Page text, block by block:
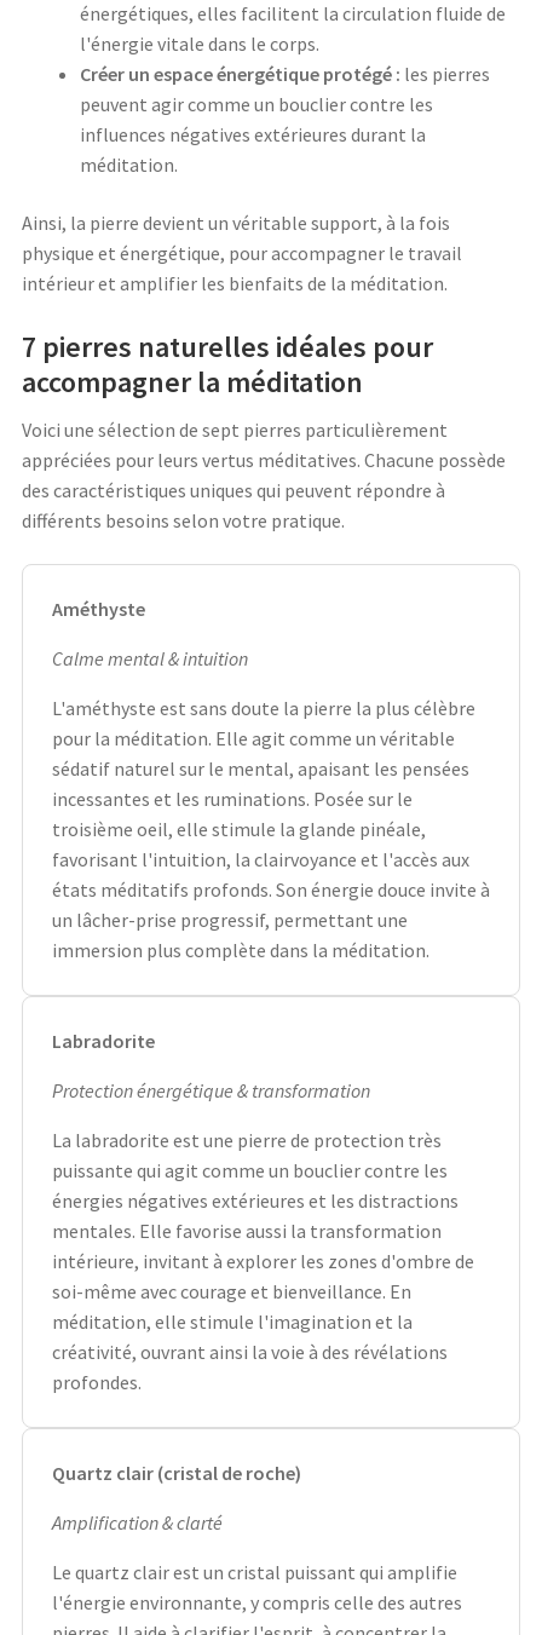
énergétiques, elles facilitent la circulation fluide de
l'énergie vitale dans le corps.
Créer un espace énergétique protégé : les pierres
peuvent agir comme un bouclier contre les
influences négatives extérieures durant la
méditation.
Ainsi, la pierre devient un véritable support, à la fois
physique et énergétique, pour accompagner le travail
intérieur et amplifier les bienfaits de la méditation.
7 pierres naturelles idéales pour
accompagner la méditation
Voici une sélection de sept pierres particulièrement
appréciées pour leurs vertus méditatives. Chacune possède
des caractéristiques uniques qui peuvent répondre à
différents besoins selon votre pratique.
Améthyste
Calme mental & intuition
L'améthyste est sans doute la pierre la plus célèbre
pour la méditation. Elle agit comme un véritable
sédatif naturel sur le mental, apaisant les pensées
incessantes et les ruminations. Posée sur le
troisième oeil, elle stimule la glande pinéale,
favorisant l'intuition, la clairvoyance et l'accès aux
états méditatifs profonds. Son énergie douce invite à
un lâcher-prise progressif, permettant une
immersion plus complète dans la méditation.
Labradorite
Protection énergétique & transformation
La labradorite est une pierre de protection très
puissante qui agit comme un bouclier contre les
énergies négatives extérieures et les distractions
mentales. Elle favorise aussi la transformation
intérieure, invitant à explorer les zones d'ombre de
soi-même avec courage et bienveillance. En
méditation, elle stimule l'imagination et la
créativité, ouvrant ainsi la voie à des révélations
profondes.
Quartz clair (cristal de roche)
Amplification & clarté
Le quartz clair est un cristal puissant qui amplifie
l'énergie environnante, y compris celle des autres